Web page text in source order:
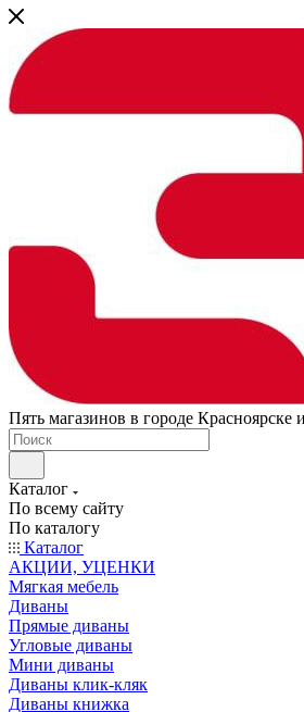
Пять магазинов в городе Красноярске
Каталог
По всему сайту
По каталогу
Каталог
АКЦИИ, УЦЕНКИ
Мягкая мебель
Диваны
Прямые диваны
Угловые диваны
Мини диваны
Диваны клик-кляк
Диваны книжка